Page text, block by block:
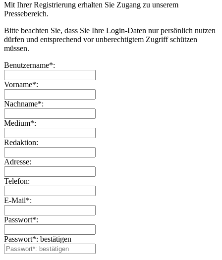
Mit Ihrer Registrierung erhalten Sie Zugang zu unserem
Pressebereich.
Bitte beachten Sie, dass Sie Ihre Login-Daten nur persönlich nutzen
dürfen und entsprechend vor unberechtigtem Zugriff schützen
müssen.
Benutzername*:
Vorname*:
Nachname*:
Medium*:
Redaktion:
Adresse:
Telefon:
E-Mail*:
Passwort*:
Passwort*: bestätigen